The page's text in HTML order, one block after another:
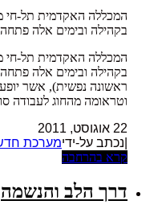
המכללה האקדמית תל-חי
בקהילה ובימים אלה
המכללה האקדמית תל-חי
בקהילה ובימים אלה
ראשונה נפשית), אשר
וטראומה מהחוג לעבודה
22 אוגוסט, 2011
|נכתב על-ידימערכת
קרא בהרחבה
דרך הלב והנשמה